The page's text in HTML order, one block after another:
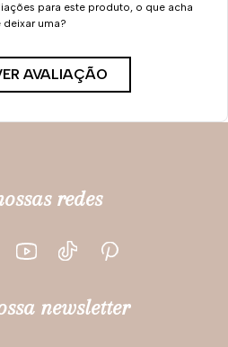
para este produto, o que acha
deixar uma?
AVALIAÇÃO
redes
newsletter